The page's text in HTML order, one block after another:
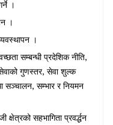
।
।
।
सम्बन्धी प्रदेशिक नीति,
गुणस्तर, सेवा शुल्क
सञ्चालन, सम्भार र नियमन
क्षेत्रको सहभागिता प्रवर्द्धन